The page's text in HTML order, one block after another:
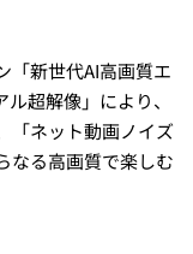
「新世代AI高画質エ
超解像」により、
「ネット動画ノイズ
なる高画質で楽しむ